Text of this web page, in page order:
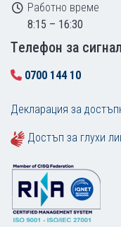
Работно време
8:15 – 16:30
Tелефон за
0700 144 10
Декларация за
Достъп за глухи